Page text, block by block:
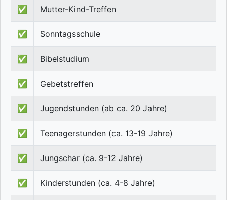
✅ Mutter-Kind-Treffen
✅ Sonntagsschule
✅ Bibelstudium
✅ Gebetstreffen
✅ Jugendstunden (ab ca. 20 Jahre)
✅ Teenagerstunden (ca. 13-19 Jahre)
✅ Jungschar (ca. 9-12 Jahre)
✅ Kinderstunden (ca. 4-8 Jahre)